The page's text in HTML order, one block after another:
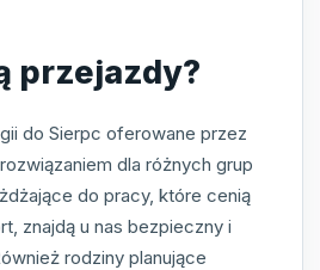
przejazdy?
do Sierpc oferowane przez
dla różnych grup
do pracy, które cenią
znajdą u nas bezpieczny i
rodziny planujące